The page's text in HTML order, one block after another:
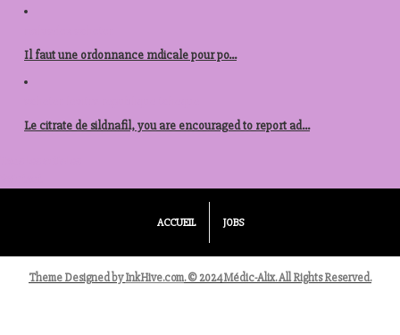
Il faut une ordonnance mdicale pour po...
Le citrate de sildnafil, you are encouraged to report ad...
ACCUEIL JOBS
Theme Designed byInkHive.com.© 2024 Médic-Alix. All Rights Reserved.